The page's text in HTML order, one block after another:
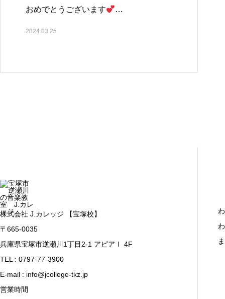
おめでとうございます …
2024.03.25
株式会社 J.カレッジ 【宝塚校】
〒665-0035
兵庫県宝塚市逆瀬川1丁目2-1 アピアⅠ 4F
TEL : 0797-77-3900
E-mail : info@jcollege-tkz.jp
営業時間